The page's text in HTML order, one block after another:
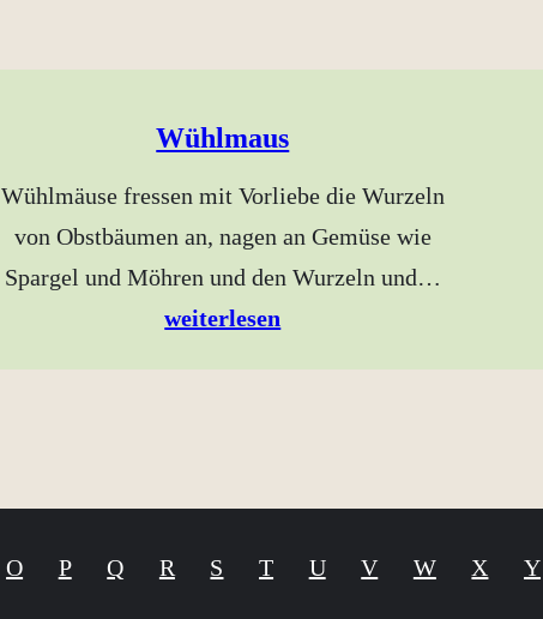
Wühlmaus
Wühlmäuse fressen mit Vorliebe die Wurzeln
von Obstbäumen an, nagen an Gemüse wie
Spargel und Möhren und den Wurzeln und…
weiterlesen
O P Q R S T U V W X Y